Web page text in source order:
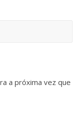
a próxima vez que